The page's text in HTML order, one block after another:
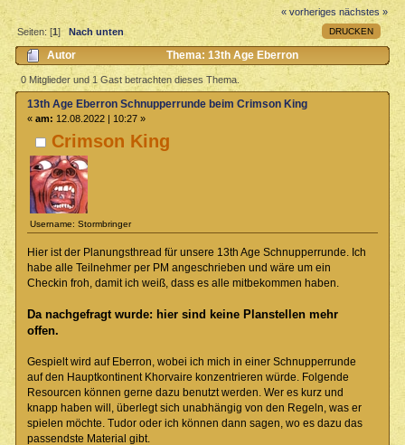
« vorheriges nächstes »
DRUCKEN
Seiten: [1] Nach unten
Autor
Thema: 13th Age Eberron
Schnupperrunde beim Crimson King (Gelesen 2664 mal)
0 Mitglieder und 1 Gast betrachten dieses Thema.
Crimson King
Username: Stormbringer
13th Age Eberron Schnupperrunde beim Crimson King
« am: 12.08.2022 | 10:27 »
Hier ist der Planungsthread für unsere 13th Age Schnupperrunde. Ich
habe alle Teilnehmer per PM angeschrieben und wäre um ein
Checkin froh, damit ich weiß, dass es alle mitbekommen haben.
Da nachgefragt wurde: hier sind keine Planstellen mehr
offen.
Gespielt wird auf Eberron, wobei ich mich in einer Schnupperrunde
auf den Hauptkontinent Khorvaire konzentrieren würde. Folgende
Resourcen können gerne dazu benutzt werden. Wer es kurz und
knapp haben will, überlegt sich unabhängig von den Regeln, was er
spielen möchte. Tudor oder ich können dann sagen, wo es dazu das
passendste Material gibt.